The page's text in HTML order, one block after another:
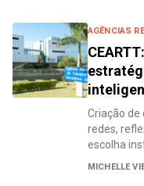
AGÊNCIAS
Criação de
redes,
escolha
MICHELLE